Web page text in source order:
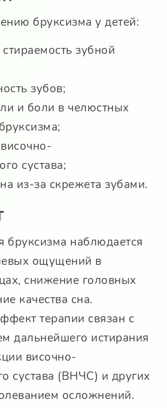
бруксизма у детей:
зубной
зубов;
и боли в челюстных
сустава;
из-за скрежета зубами.
бруксизма наблюдается
ощущений в
снижение головных
качества сна.
терапии связан с
дальнейшего истирания
височно-
сустава (ВНЧС) и других
осложнений.